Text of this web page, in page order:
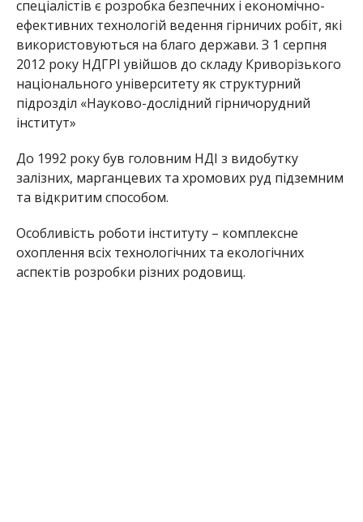
спеціалістів є розробка безпечних і економічно-
ефективних технологій ведення гірничих робіт, які
використовуються на благо держави. З 1 серпня
2012 року НДГРІ увійшов до складу Криворізького
національного університету як структурний
підрозділ «Науково-дослідний гірничорудний
інститут»
До 1992 року був головним НДІ з видобутку
залізних, марганцевих та хромових руд підземним
та відкритим способом.
Особливість роботи інституту – комплексне
охоплення всіх технологічних та екологічних
аспектів розробки різних родовищ.